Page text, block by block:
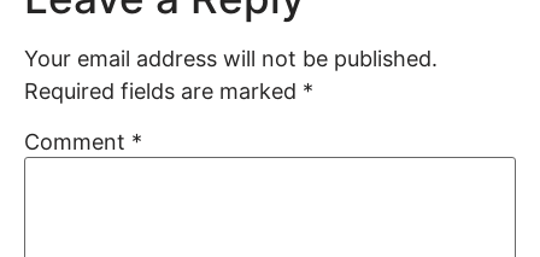
Your email address will not be published.
Required fields are marked *
Comment *